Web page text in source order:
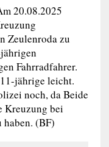
20.08.2025
Zeulenroda zu
Fahrradfahrer.
jährige leicht.
noch, da Beide
Kreuzung bei
(BF)